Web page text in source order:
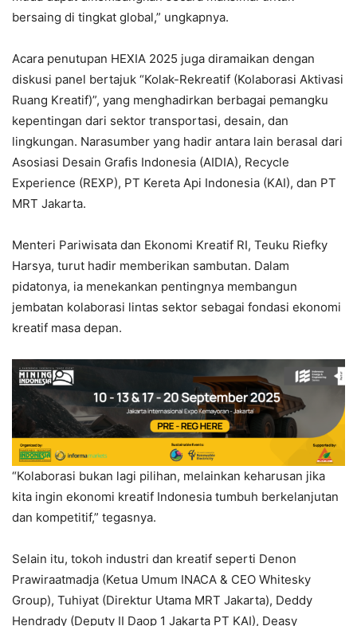
bersaing di tingkat global,” ungkapnya.
Acara penutupan HEXIA 2025 juga diramaikan dengan
diskusi panel bertajuk “Kolak-Rekreatif (Kolaborasi Aktivasi
Ruang Kreatif)”, yang menghadirkan berbagai pemangku
kepentingan dari sektor transportasi, desain, dan
lingkungan. Narasumber yang hadir antara lain berasal dari
Asosiasi Desain Grafis Indonesia (AIDIA), Recycle
Experience (REXP), PT Kereta Api Indonesia (KAI), dan PT
MRT Jakarta.
Menteri Pariwisata dan Ekonomi Kreatif RI, Teuku Riefky
Harsya, turut hadir memberikan sambutan. Dalam
pidatonya, ia menekankan pentingnya membangun
jembatan kolaborasi lintas sektor sebagai fondasi ekonomi
kreatif masa depan.
“Kolaborasi bukan lagi pilihan, melainkan keharusan jika
kita ingin ekonomi kreatif Indonesia tumbuh berkelanjutan
dan kompetitif,” tegasnya.
Selain itu, tokoh industri dan kreatif seperti Denon
Prawiraatmadja (Ketua Umum INACA & CEO Whitesky
Group), Tuhiyat (Direktur Utama MRT Jakarta), Deddy
Hendrady (Deputy II Daop 1 Jakarta PT KAI), Deasy